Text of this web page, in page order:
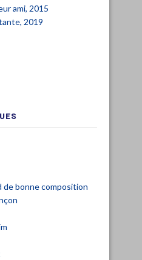
ami, 2015
2019
bonne composition